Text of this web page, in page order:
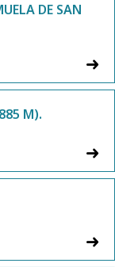
DE SAN
M).